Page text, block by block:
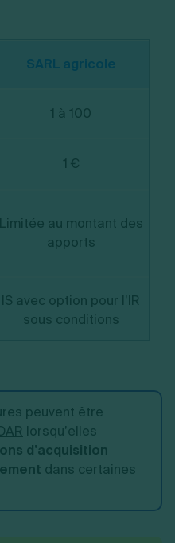
SARL agricole
1 à 100
1 €
Limitée au montant des
apports
IS avec option pour l’IR
sous conditions
peuvent être
lorsqu’elles
d’acquisition
dans certaines